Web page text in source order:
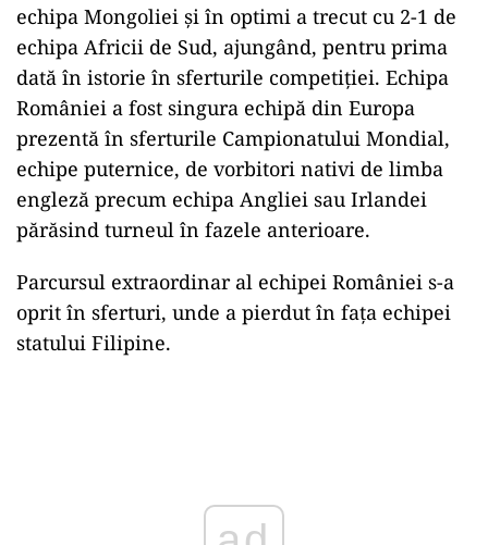
echipa Mongoliei și în optimi a trecut cu 2-1 de
echipa Africii de Sud, ajungând, pentru prima
dată în istorie în sferturile competiției. Echipa
României a fost singura echipă din Europa
prezentă în sferturile Campionatului Mondial,
echipe puternice, de vorbitori nativi de limba
engleză precum echipa Angliei sau Irlandei
părăsind turneul în fazele anterioare.
Parcursul extraordinar al echipei României s-a
oprit în sferturi, unde a pierdut în fața echipei
statului Filipine.